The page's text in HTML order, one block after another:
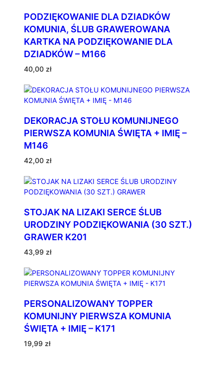
PODZIĘKOWANIE DLA DZIADKÓW
KOMUNIA, ŚLUB GRAWEROWANA
KARTKA NA PODZIĘKOWANIE DLA
DZIADKÓW – M166
40,00 zł
DEKORACJA STOŁU KOMUNIJNEGO
PIERWSZA KOMUNIA ŚWIĘTA + IMIĘ –
M146
42,00 zł
STOJAK NA LIZAKI SERCE ŚLUB
URODZINY PODZIĘKOWANIA (30 SZT.)
GRAWER K201
43,99 zł
PERSONALIZOWANY TOPPER
KOMUNIJNY PIERWSZA KOMUNIA
ŚWIĘTA + IMIĘ – K171
19,99 zł